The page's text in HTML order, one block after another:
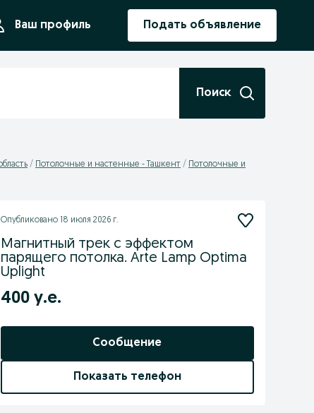
Ваш профиль Подать объявление
Поиск
Потолочные и настенные - Ташкент
Потолочные и
Опубликовано 18 июля 2026 г.
Магнитный трек с эффектом
парящего потолка. Arte Lamp Optima
Uplight
400 у.е.
Сообщение
Показать телефон